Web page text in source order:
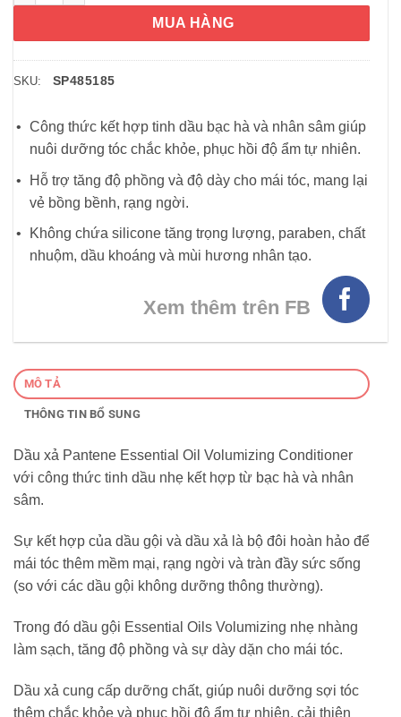
MUA HÀNG
SKU: SP485185
Công thức kết hợp tinh dầu bạc hà và nhân sâm giúp
nuôi dưỡng tóc chắc khỏe, phục hồi độ ẩm tự nhiên.
Hỗ trợ tăng độ phồng và độ dày cho mái tóc, mang lại
vẻ bồng bềnh, rạng ngời.
Không chứa silicone tăng trọng lượng, paraben, chất
nhuộm, dầu khoáng và mùi hương nhân tạo.
Xem thêm trên FB
MÔ TẢ
THÔNG TIN BỔ SUNG
Dầu xả Pantene Essential Oil Volumizing Conditioner
với công thức tinh dầu nhẹ kết hợp từ bạc hà và nhân
sâm.
Sự kết hợp của dầu gội và dầu xả là bộ đôi hoàn hảo để
mái tóc thêm mềm mại, rạng ngời và tràn đầy sức sống
(so với các dầu gội không dưỡng thông thường).
Trong đó dầu gội Essential Oils Volumizing nhẹ nhàng
làm sạch, tăng độ phồng và sự dày dặn cho mái tóc.
Dầu xả cung cấp dưỡng chất, giúp nuôi dưỡng sợi tóc
thêm chắc khỏe và phục hồi độ ẩm tự nhiên, cải thiện